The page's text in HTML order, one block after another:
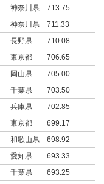
神奈川県
713.75
神奈川県
711.33
長野県
710.08
東京都
706.65
岡山県
705.00
千葉県
703.50
兵庫県
702.85
東京都
699.17
和歌山県
698.92
愛知県
693.33
千葉県
693.25